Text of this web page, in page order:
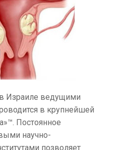
Израиле ведущими
в крупнейшей
Постоянное
научно-
позволяет